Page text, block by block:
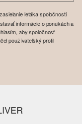
letáka spoločnosti
informácie o ponukách a
aby spoločnosť
používateľský profil